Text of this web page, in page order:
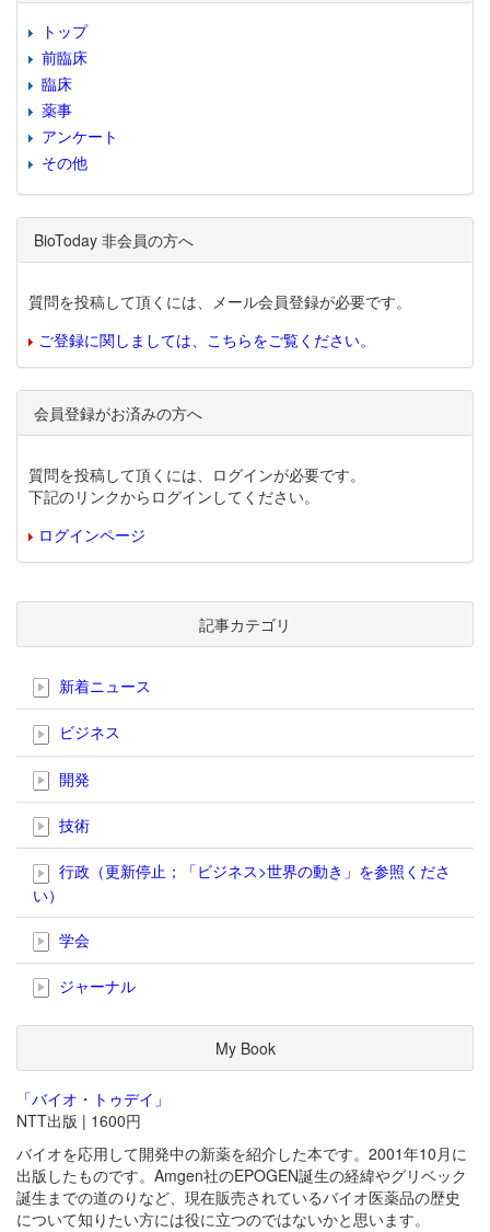
トップ
前臨床
臨床
薬事
アンケート
その他
BioToday 非会員の方へ
質問を投稿して頂くには、メール会員登録が必要です。
ご登録に関しましては、こちらをご覧ください。
会員登録がお済みの方へ
質問を投稿して頂くには、ログインが必要です。
下記のリンクからログインしてください。
ログインページ
記事カテゴリ
新着ニュース
ビジネス
開発
技術
行政（更新停止；「ビジネス>世界の動き」を参照くださ
い）
学会
ジャーナル
My Book
「バイオ・トゥデイ」
NTT出版 | 1600円
バイオを応用して開発中の新薬を紹介した本です。2001年10月に
出版したものです。Amgen社のEPOGEN誕生の経緯やグリベック
誕生までの道のりなど、現在販売されているバイオ医薬品の歴史
について知りたい方には役に立つのではないかと思います。